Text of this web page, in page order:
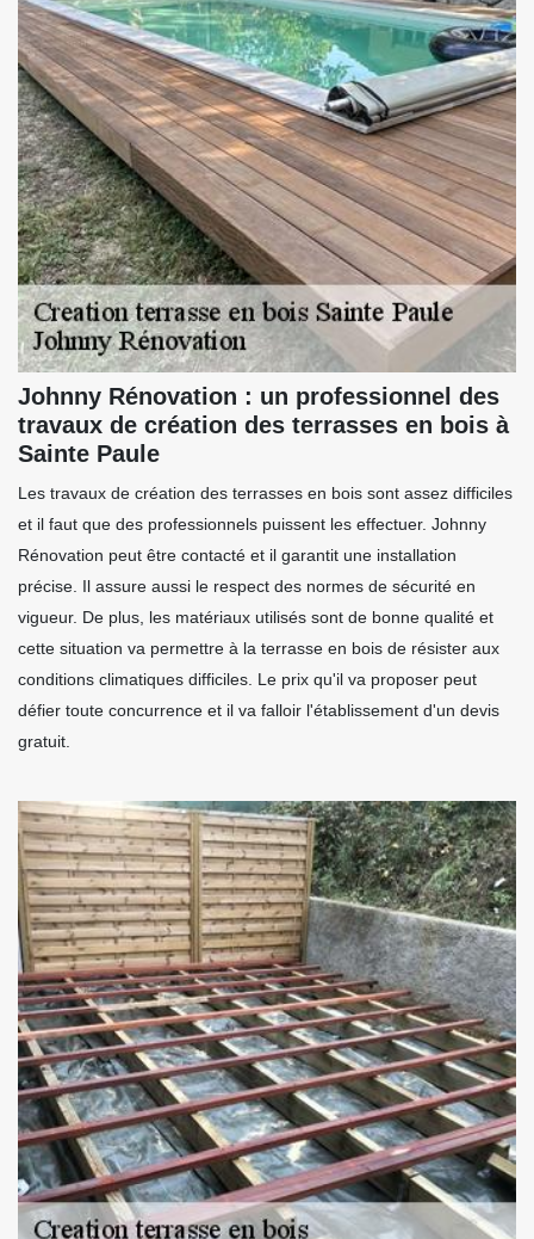
Johnny Rénovation : un professionnel des
travaux de création des terrasses en bois à
Sainte Paule
Les travaux de création des terrasses en bois sont assez difficiles
et il faut que des professionnels puissent les effectuer. Johnny
Rénovation peut être contacté et il garantit une installation
précise. Il assure aussi le respect des normes de sécurité en
vigueur. De plus, les matériaux utilisés sont de bonne qualité et
cette situation va permettre à la terrasse en bois de résister aux
conditions climatiques difficiles. Le prix qu'il va proposer peut
défier toute concurrence et il va falloir l'établissement d'un devis
gratuit.